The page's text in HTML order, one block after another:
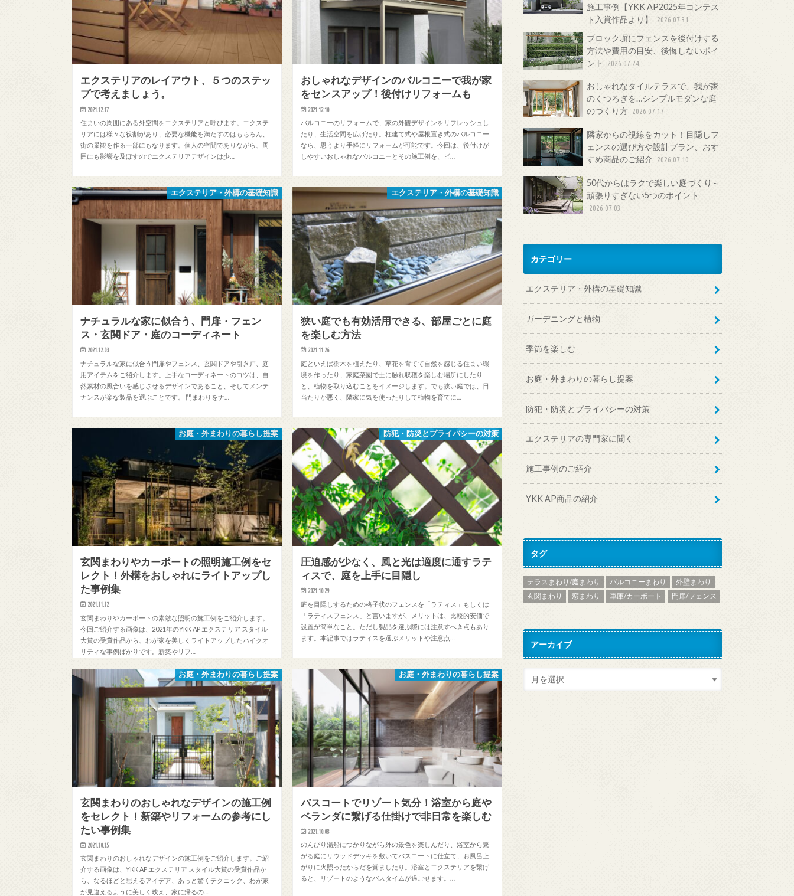
エクステリアのレイアウト、５つのステッ
プで考えましょう。
2021.12.17
住まいの周囲にある外空間をエクステリアと呼びます。エクステ
リアには様々な役割があり、必要な機能を満たすのはもちろん、
街の景観を作る一部にもなります。個人の空間でありながら、周
囲にも影響を及ぼすのでエクステリアデザインは少…
おしゃれなデザインのバルコニーで我が家
をセンスアップ！後付けリフォームも
2021.12.10
バルコニーのリフォームで、家の外観デザインをリフレッシュし
たり、生活空間を広げたり。柱建て式や屋根置き式のバルコニー
なら、思うより手軽にリフォームが可能です。今回は、後付けが
しやすいおしゃれなバルコニーとその施工例を、ビ…
エクステリア・外構の基礎知識
ナチュラルな家に似合う、門扉・フェン
ス・玄関ドア・庭のコーディネート
2021.12.03
ナチュラルな家に似合う門扉やフェンス、玄関ドアや引き戸、庭
用アイテムをご紹介します。上手なコーディネートのコツは、自
然素材の風合いを感じさせるデザインであること、そしてメンテ
ナンスが楽な製品を選ぶことです。 門まわりをナ…
エクステリア・外構の基礎知識
狭い庭でも有効活用できる、部屋ごとに庭
を楽しむ方法
2021.11.26
庭といえば樹木を植えたり、草花を育てて自然を感じる住まい環
境を作ったり、家庭菜園で土に触れ収穫を楽しむ場所にしたり
と、植物を取り込むことをイメージします。でも狭い庭では、日
当たりが悪く、隣家に気を使ったりして植物を育てに…
お庭・外まわりの暮らし提案
玄関まわりやカーポートの照明施工例をセ
レクト！外構をおしゃれにライトアップし
た事例集
2021.11.12
玄関まわりやカーポートの素敵な照明の施工例をご紹介します。
今回ご紹介する画像は、2021年のYKK AP エクステリア スタイル
大賞の受賞作品から、わが家を美しくライトアップしたハイクオ
リティな事例ばかりです。新築やリフ…
防犯・防災とプライバシーの対策
圧迫感が少なく、風と光は適度に通すラテ
ィスで、庭を上手に目隠し
2021.10.29
庭を目隠しするための格子状のフェンスを「ラティス」もしくは
「ラティスフェンス」と言いますが、メリットは、比較的安価で
設置が簡単なこと。ただし製品を選ぶ際には注意すべき点もあり
ます。本記事ではラティスを選ぶメリットや注意点…
お庭・外まわりの暮らし提案
玄関まわりのおしゃれなデザインの施工例
をセレクト！新築やリフォームの参考にし
たい事例集
2021.10.15
玄関まわりのおしゃれなデザインの施工例をご紹介します。ご紹
介する画像は、YKK AP エクステリア スタイル大賞の受賞作品か
ら、なるほどと思えるアイデア、あっと驚くテクニック、わが家
が見違えるように美しく映え、家に帰るの…
お庭・外まわりの暮らし提案
バスコートでリゾート気分！浴室から庭や
ベランダに繋げる仕掛けで非日常を楽しむ
2021.10.08
のんびり湯船につかりながら外の景色を楽しんだり、浴室から繋
がる庭にリウッドデッキを敷いてバスコートに仕立て、お風呂上
がりに火照ったからだを覚ましたり。浴室とエクステリアを繋げ
ると、リゾートのようなバスタイムが過ごせます。…
施工事例【YKK AP2025年コンテス
ト入賞作品より】
2026.07.31
ブロック塀にフェンスを後付けする
方法や費用の目安、後悔しないポイ
ント
2026.07.24
おしゃれなタイルテラスで、我が家
のくつろぎを…シンプルモダンな庭
のつくり方 2026.07.17
隣家からの視線をカット！目隠しフ
ェンスの選び方や設計プラン、おす
すめ商品のご紹介
2026.07.10
50代からはラクで楽しい庭づくり～
頑張りすぎない5つのポイント
2026.07.03
カテゴリー
エクステリア・外構の基礎知識
ガーデニングと植物
季節を楽しむ
お庭・外まわりの暮らし提案
防犯・防災とプライバシーの対策
エクステリアの専門家に聞く
施工事例のご紹介
YKK AP商品の紹介
タグ
テラスまわり/庭まわり バルコニーまわり
外壁まわり
玄関まわり
窓まわり 車庫/カーポート 門扉/フェンス
アーカイブ